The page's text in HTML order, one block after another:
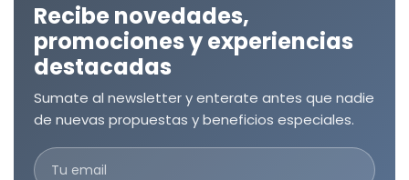
Recibe novedades,
promociones y experiencias
destacadas
Sumate al newsletter y enterate antes que nadie
de nuevas propuestas y beneficios especiales.